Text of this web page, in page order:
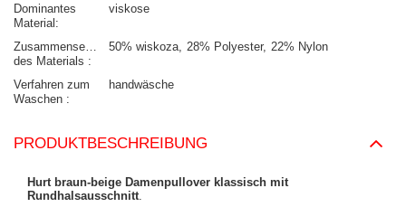
Dominantes
Material
viskose
Zusammensetzung
des Materials
50% wiskoza 28% Polyester 22% Nylon
Verfahren zum
Waschen
handwäsche
PRODUKTBESCHREIBUNG
Hurt braun-beige Damenpullover klassisch mit
Rundhalsausschnitt